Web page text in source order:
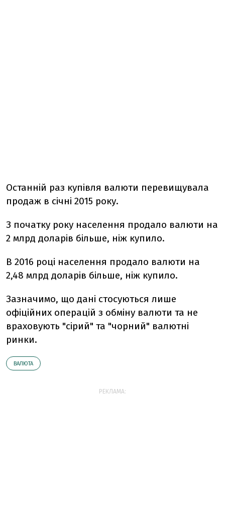
Останній раз купівля валюти перевищувала
продаж в січні 2015 року.
З початку року населення продало валюти на
2 млрд доларів більше, ніж купило.
В 2016 році населення продало валюти на
2,48 млрд доларів більше, ніж купило.
Зазначимо, що дані стосуються лише
офіційних операцій з обміну валюти та не
враховують "сірий" та "чорний" валютні
ринки.
ВАЛЮТА
РЕКЛАМА: